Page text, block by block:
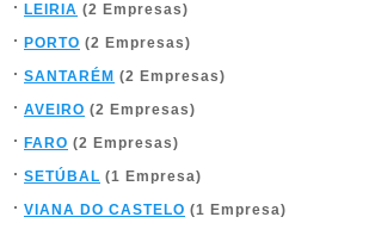
LEIRIA (2 Empresas)
PORTO (2 Empresas)
SANTARÉM (2 Empresas)
AVEIRO (2 Empresas)
FARO (2 Empresas)
SETÚBAL (1 Empresa)
VIANA DO CASTELO (1 Empresa)